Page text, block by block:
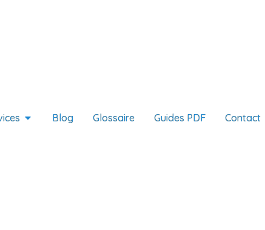
Blog Glossaire Guides PDF Contact